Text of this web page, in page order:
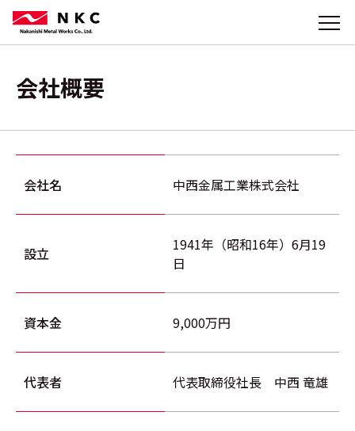
会社概要
会社名 中西金属工業株式会社
設立
1941年（昭和16年）6月19
日
資本金 9,000万円
代表者 代表取締役社長 中西 竜雄